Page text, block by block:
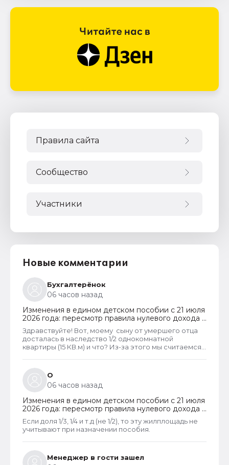
Правила сайта
Сообщество
Участники
Новые комментарии
Бухгалтерёнок
06 часов назад
Изменения в едином детском пособии с 21 июля
2026 года: пересмотр правила нулевого дохода и
новый порядок оформления пособий по месту
пребывания
Здравствуйте! Вот, моему сыну от умершего отца
досталась в наследство 1/2 однокомнатной
квартиры (15 КВ.м) и что? Из-за этого мы считаемся
наследства играют роль.
О
06 часов назад
Изменения в едином детском пособии с 21 июля
2026 года: пересмотр правила нулевого дохода и
новый порядок оформления пособий по месту
пребывания
Если доля 1/3, 1/4 и т.д (не 1/2), то эту жилплощадь не
учитывают при назначении пособия.
Менеджер в гости зашел